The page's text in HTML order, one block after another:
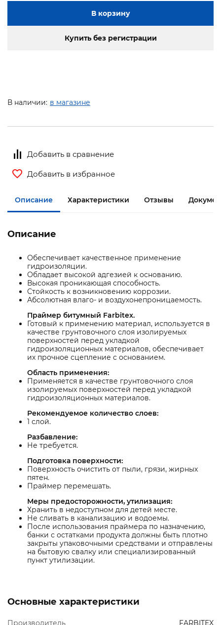
В корзину
Купить без регистрации
В наличии: в магазине
Добавить в сравнение
Добавить в избранное
Описание Характеристики Отзывы
Описание
Обеспечивает качественное применение
гидроизоляции.
Обладает высокой адгезией к основанию.
Высокая проникающая способность.
Стойкость к возникновению коррозии.
Абсолютная влаго- и воздухонепроницаемость.
Праймер битумный Farbitex.
Готовый к применению материал, используется в
качестве грунтовочного слоя изолируемых
поверхностей перед укладкой
гидроизоляционных материалов, обеспечивает
их прочное сцепление с основанием.
Область применения:
Применяется в качестве грунтовочного слоя
изолируемых поверхностей перед укладкой
гидроизоляционных материалов.
Рекомендуемое количество слоев:
1 слой.
Разбавление:
Не требуется.
Подготовка поверхности:
Поверхность очистить от пыли, грязи, жирных
пятен.
Праймер перемешать.
Меры предосторожности, утилизация:
Хранить в недоступном для детей месте.
Не сливать в канализацию и водоемы.
После использования праймера по назначению,
банки с остатками продукта должны быть плотно
закрыты упаковочными средствами и отправлены
на бытовую свалку или специализированный
пункт утилизации.
Основные характеристики
Производитель
FARBITEX